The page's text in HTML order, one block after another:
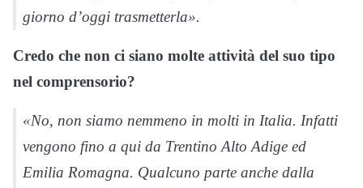
giorno d’oggi trasmetterla».
Credo che non ci siano molte attività del suo tipo
nel comprensorio?
«No, non siamo nemmeno in molti in Italia. Infatti
vengono fino a qui da Trentino Alto Adige ed
Emilia Romagna. Qualcuno parte anche dalla